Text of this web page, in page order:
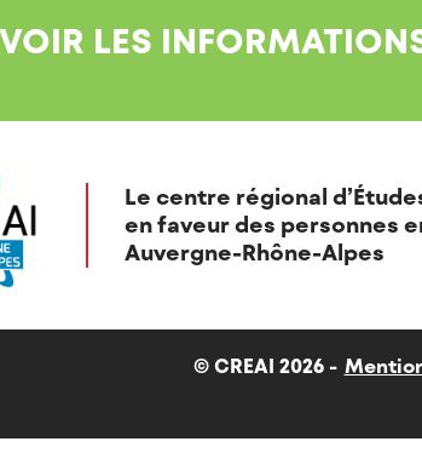
LES
Le centre régional
en faveur des personnes
Auvergne-Rhône-Alpes
© CREAI 2026 -